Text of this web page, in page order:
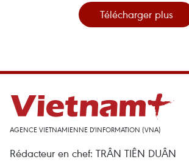
Télécharger plus
AGENCE VIETNAMIENNE D'INFORMATION (VNA)
Rédacteur en chef: TRÂN TIÊN DUÂN